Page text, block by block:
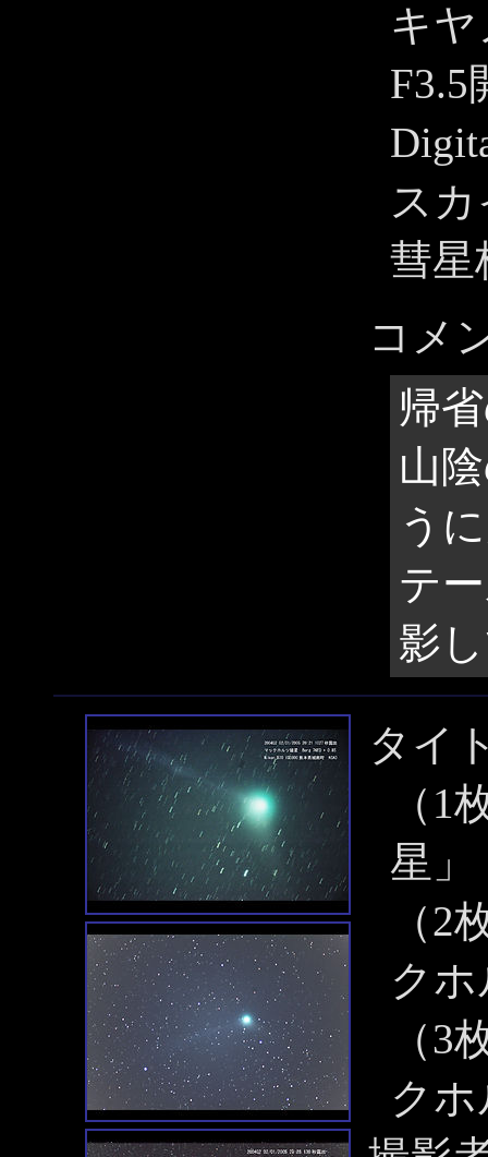
キヤ
F3.5
ス
彗星
コメ
帰
山
う
テ
影
タイ
（1
星」
（2
ク
（3
ク